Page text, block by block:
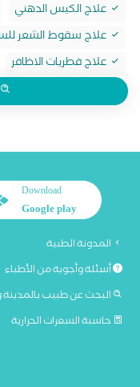
علاج الكيس الدهني
علاج سقوط الشعر
علاج فطريات الاظافر
Download
Google play
المدونة الطبية
أسئلة وأجوبة من الأطباء
البحث عن طبيب
حاسبة السعرات الحرارية